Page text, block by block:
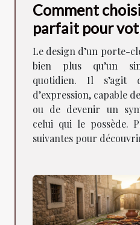
Comment
parfait pour
personnalisé ?
Le design d’un porte-
bien plus qu’un
quotidien. Il s’agit
d’expression, capable
ou de devenir un
celui qui le possède.
suivantes pour